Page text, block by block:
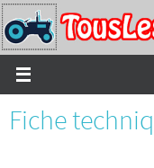
Passer
vers
le
contenu
Fiche